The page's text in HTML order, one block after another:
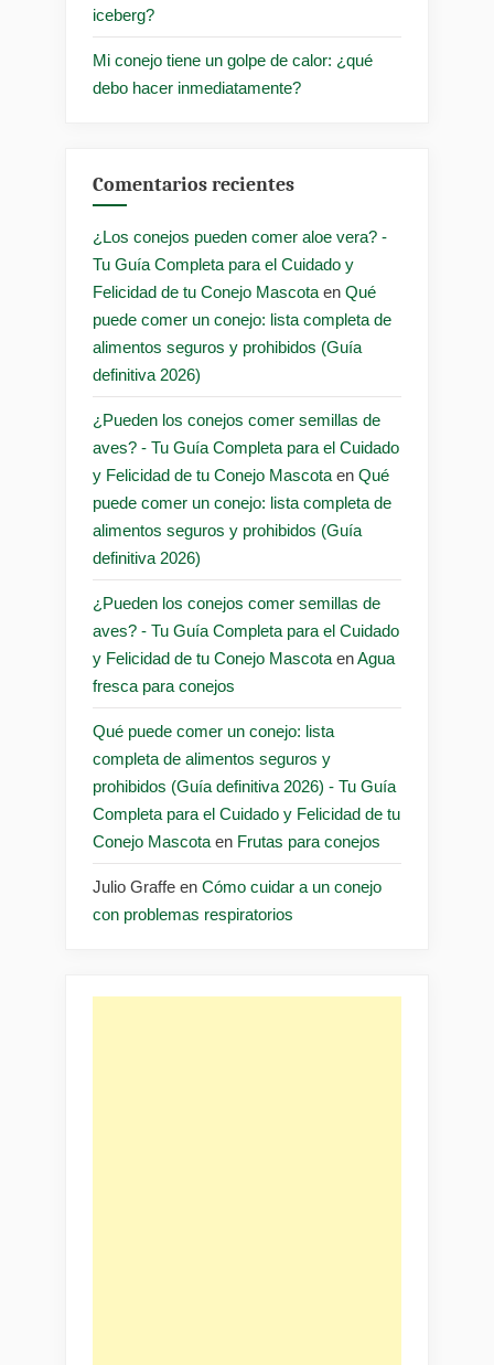
iceberg?
Mi conejo tiene un golpe de calor: ¿qué
debo hacer inmediatamente?
Comentarios recientes
¿Los conejos pueden comer aloe vera? -
Tu Guía Completa para el Cuidado y
Felicidad de tu Conejo Mascota en Qué
puede comer un conejo: lista completa de
alimentos seguros y prohibidos (Guía
definitiva 2026)
¿Pueden los conejos comer semillas de
aves? - Tu Guía Completa para el Cuidado
y Felicidad de tu Conejo Mascota en Qué
puede comer un conejo: lista completa de
alimentos seguros y prohibidos (Guía
definitiva 2026)
¿Pueden los conejos comer semillas de
aves? - Tu Guía Completa para el Cuidado
y Felicidad de tu Conejo Mascota enAgua
fresca para conejos
Qué puede comer un conejo: lista
completa de alimentos seguros y
prohibidos (Guía definitiva 2026) - Tu Guía
Completa para el Cuidado y Felicidad de tu
Conejo Mascota en Frutas para conejos
Julio Graffe en Cómo cuidar a un conejo
con problemas respiratorios